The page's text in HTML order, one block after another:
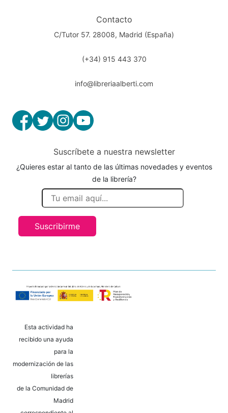
Contacto
C/Tutor 57. 28008, Madrid (España)
(+34) 915 443 370
info@libreriaalberti.com
Suscríbete a nuestra newsletter
¿Quieres estar al tanto de las últimas novedades y eventos
de la librería?
Suscribirme
Esta actividad ha
recibido una ayuda
para la
modernización de las
librerías
de la Comunidad de
Madrid